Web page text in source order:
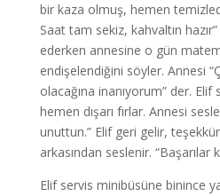
bir kaza olmuş, hemen
Saat tam sekiz, kahvaltın hazır”
ederken annesine o gün
endişelendiğini söyler. Annesi
olacağına inanıyorum” der.
hemen dışarı fırlar. Annesi
unuttun.” Elif geri gelir,
arkasından seslenir. “Başarılar
Elif servis minibüsüne binince